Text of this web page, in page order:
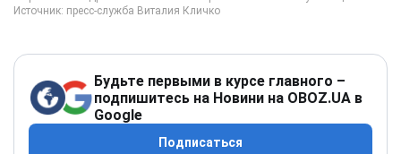
Будьте первыми в курсе главного –
подпишитесь на Новини на OBOZ.UA в
Google
Подписаться